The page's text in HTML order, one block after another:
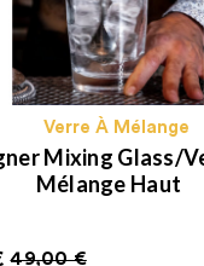
Verre À Mélange
Mixing Glass/
Mélange Haut
49,00 €